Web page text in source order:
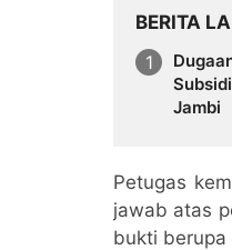
BERITA
Jambi
Petugas
jawab atas
bukti berupa